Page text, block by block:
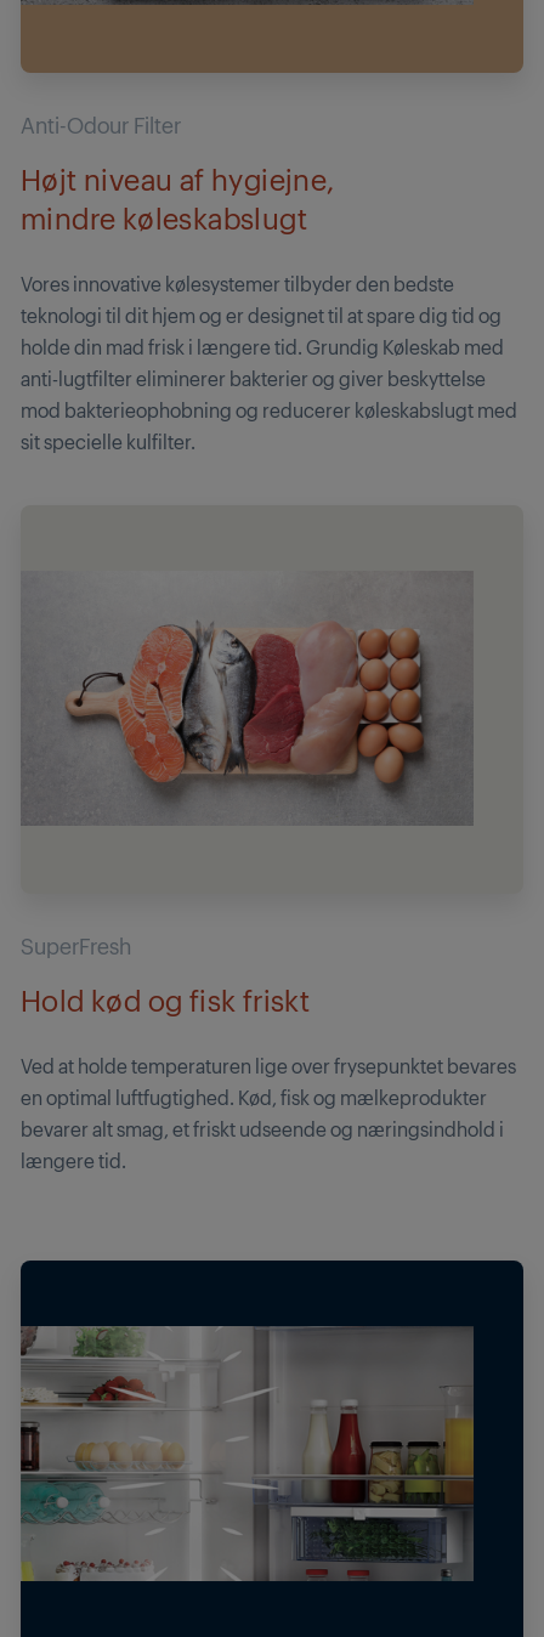
Anti-Odour Filter
Højt niveau af hygiejne,
mindre køleskabslugt
Vores innovative kølesystemer tilbyder den bedste
teknologi til dit hjem og er designet til at spare dig tid og
holde din mad frisk i længere tid. Grundig Køleskab med
anti-lugtfilter eliminerer bakterier og giver beskyttelse
mod bakterieophobning og reducerer køleskabslugt med
sit specielle kulfilter.
SuperFresh
Hold kød og fisk friskt
Ved at holde temperaturen lige over frysepunktet bevares
en optimal luftfugtighed. Kød, fisk og mælkeprodukter
bevarer alt smag, et friskt udseende og næringsindhold i
længere tid.